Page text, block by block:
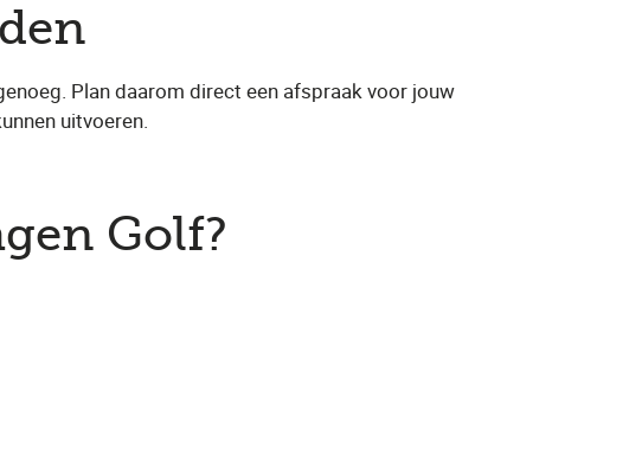
Plan daarom direct een afspraak voor jouw
uitvoeren.
Golf?